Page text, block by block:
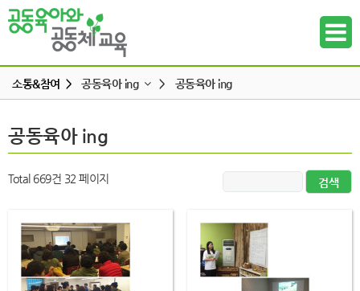
하위메뉴
소통&참여 > 공동육아 ing >
공동육아 ing
교사모집/교사구직
조합원 모집
알리고 싶어요
공동육아 ing
공동육아 ing
Total 669건 32 페이지